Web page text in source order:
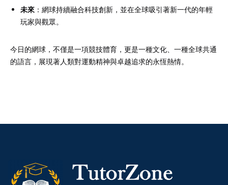
未來 ：網球持續融合科技創新，並在全球吸引著新一代的年輕
玩家與觀眾。
今日的網球，不僅是一項競技體育，更是一種文化、一種全球共通
的語言，展現著人類對運動精神與卓越追求的永恆熱情。